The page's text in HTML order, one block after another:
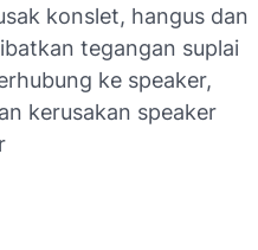
konslet, hangus dan
tegangan suplai
ke speaker,
kerusakan speaker